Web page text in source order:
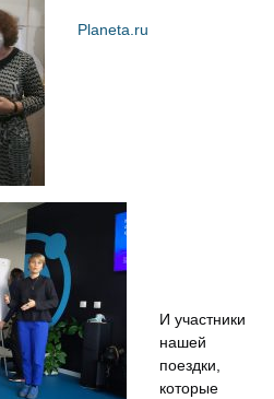
Planeta.ru
И участники
нашей
поездки,
которые